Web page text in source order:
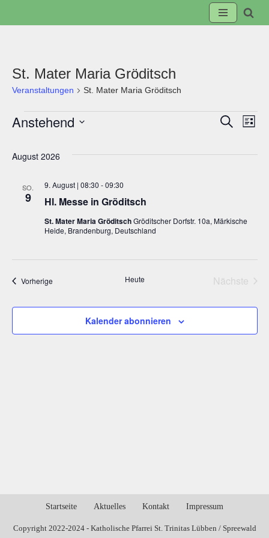
St. Mater Maria Gröditsch
Veranstaltungen St. Mater Maria Gröditsch
Suche
Suche
Liste
Anstehend
wählen.
August 2026
SO.
9 Hl. Messe in Gröditsch
9. August | 08:30 -09:30
St. Mater Maria GröditschGröditscher Dorfstr. 10a, Märkische
Heide, Brandenburg, Deutschland
VorherigeVeranstaltungen Heute
Nächste
Kalender abonnieren
Startseite Aktuelles Kontakt Impressum
Copyright 2022-2024 - Katholische Pfarrei St. Trinitas Lübben / Spreewald